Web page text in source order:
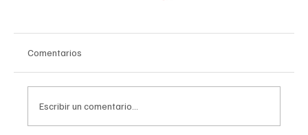
Comentarios
Escribir un comentario...